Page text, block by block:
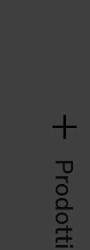
Prodotti